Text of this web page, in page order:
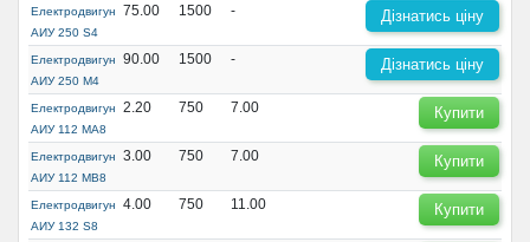
Електродвигун
АИУ 250 S4
75.00 1500 - Дізнатись ціну
Електродвигун
АИУ 250 М4
90.00 1500 - Дізнатись ціну
Електродвигун
АИУ 112 МА8
2.20 750 7.00 Купити
Електродвигун
АИУ 112 МВ8
3.00 750 7.00 Купити
Електродвигун
АИУ 132 S8
4.00 750 11.00 Купити